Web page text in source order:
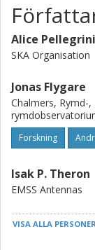
Alice Pellegrini
SKA Organisation
Jonas Flygare
Chalmers, Rymd-
Forskning
Isak P. Theron
EMSS Antennas
R. Lehmensiek
VISA ALLA